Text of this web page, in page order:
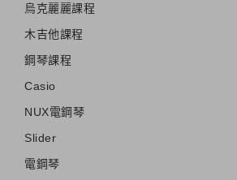
烏克麗麗課程
木吉他課程
鋼琴課程
Casio
NUX電鋼琴
Slider
電鋼琴